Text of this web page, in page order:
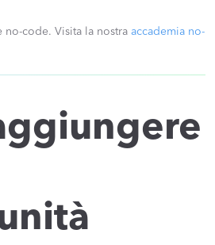
no-code. Visita la nostra accademia no-